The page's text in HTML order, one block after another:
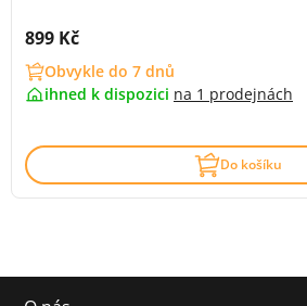
Cena s DPH:
899 Kč
Obvykle do 7 dnů
ihned k dispozici na 1 prodejnách
Do košíku